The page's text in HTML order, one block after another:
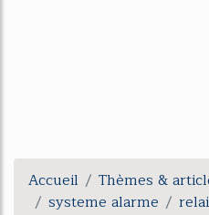
Accueil
Thèmes &
systeme alarme